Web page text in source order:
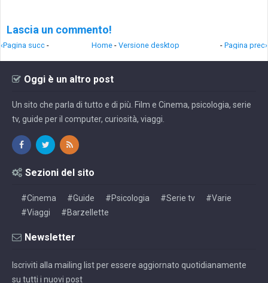
Lascia un commento!
‹Pagina succ - - Pagina prec›
Home - Versione desktop
Oggi è un altro post
Un sito che parla di tutto e di più. Film e Cinema, psicologia, serie
tv, guide per il computer, curiosità, viaggi.
Sezioni del sito
#Cinema #Guide #Psicologia #Serie tv
#Varie
#Viaggi
#Barzellette
Newsletter
Iscriviti alla mailing list per essere aggiornato quotidianamente
su tutti i nuovi post